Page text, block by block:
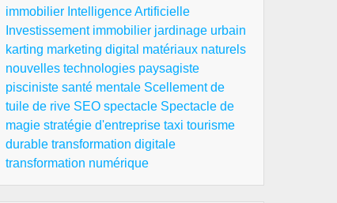
immobilier Intelligence Artificielle
Investissement immobilier jardinage urbain
karting marketing digital matériaux naturels
nouvelles technologies paysagiste
pisciniste santé mentale Scellement de
tuile de rive SEO spectacle Spectacle de
magie stratégie d'entreprise taxi tourisme
durable transformation digitale
transformation numérique